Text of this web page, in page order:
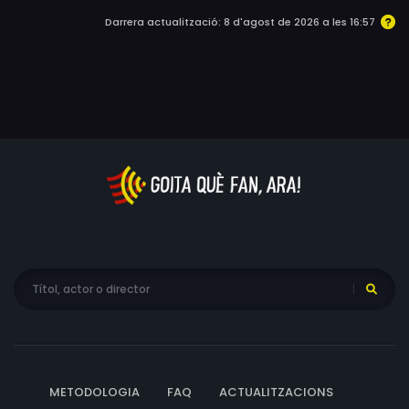
i tenen la "brillant" idea d'enviar a uns agents del
Darrera actualització: 8 d'agost de 2026 a les 16:57
METODOLOGIA FAQ ACTUALITZACIONS